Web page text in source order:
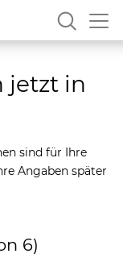
jetzt in
sind für Ihre
Angaben später
6)